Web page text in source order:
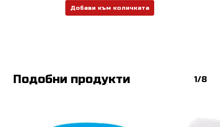
Добави към количката
Подобни продукти 1/8